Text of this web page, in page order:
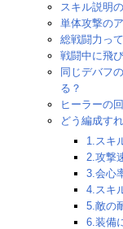
スキル説明
単体攻撃の
総戦闘力っ
戦闘中に飛
同じデバフ
る？
ヒーラーの
どう編成す
1.スキ
2.攻撃
3.会心
4.スキ
5.敵の
6.装備